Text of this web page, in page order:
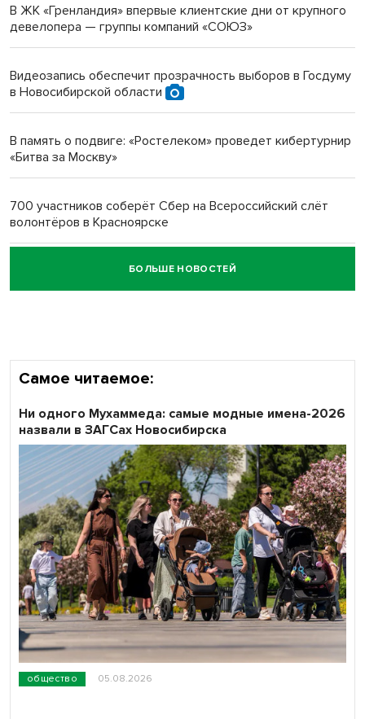
Новосибирский преподаватель с женой вошли в топ-16
В ЖК «Гренландия» впервые клиентские дни от крупного
девелопера — группы компаний «СОЮЗ»
Видеозапись обеспечит прозрачность выборов в Госдуму
в Новосибирской области
В память о подвиге: «Ростелеком» проведет кибертурнир
«Битва за Москву»
700 участников соберёт Сбер на Всероссийский слёт
волонтёров в Красноярске
Честный выбор: видеонаблюдение обеспечит
объективность результатов ЕДГ в Новосибирской
БОЛЬШЕ НОВОСТЕЙ
Самое читаемое:
общество 05.08.2026
Ни одного Мухаммеда: самые модные имена-2026
назвали в ЗАГСах Новосибирска